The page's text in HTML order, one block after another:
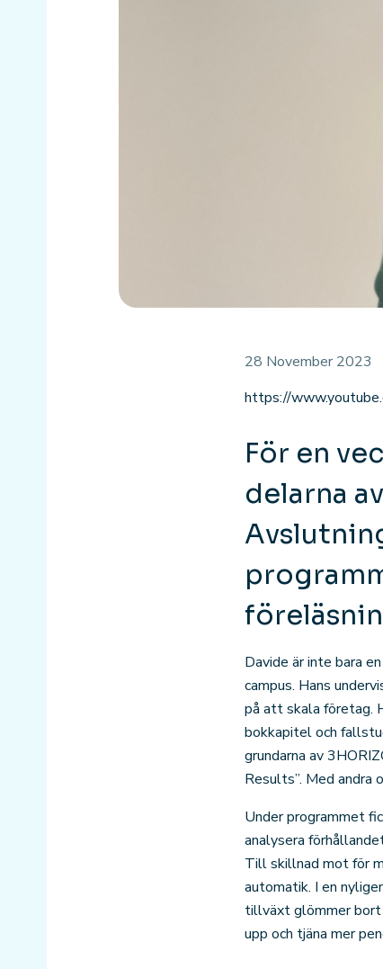
28 November 2023
https://
För en
delarna
Davide är inte bara
campus. Hans
på att skala företag.
bokkapitel och
grundarna av
Results”. Med andra
Under programmet
analysera
Till skillnad mot för
automatik. I en
tillväxt glömmer bort
upp och tjäna mer